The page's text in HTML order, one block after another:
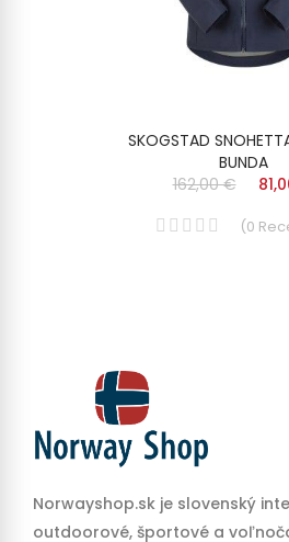
SKOGSTAD
BUNDA
162,00 €
(0
Norwayshop.sk je slovenský
outdoorové, športové a